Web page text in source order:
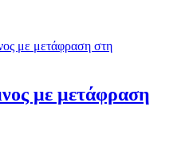
με μετάφραση